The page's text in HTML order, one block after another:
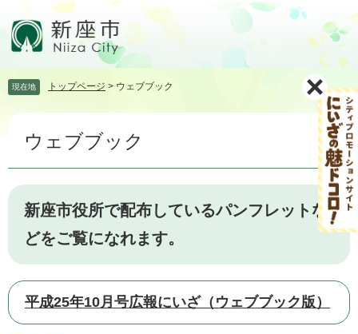
頭飛
へ
現在地 トップページ > ウェブブック
本
ウェブブック
新座市役所で配布しているパンフレットな
どをご覧になれます。
平成25年10月号広報にいざ（ウェブブック版）